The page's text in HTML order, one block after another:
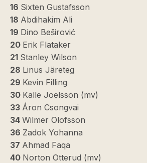
16 Sixten Gustafsson
18 Abdihakim Ali
19 Dino Beširović
20 Erik Flataker
21 Stanley Wilson
28 Linus Järeteg
29 Kevin Filling
30 Kalle Joelsson (mv)
33 Áron Csongvai
34 Wilmer Olofsson
36 Zadok Yohanna
37 Ahmad Faqa
40 Norton Otterud (mv)